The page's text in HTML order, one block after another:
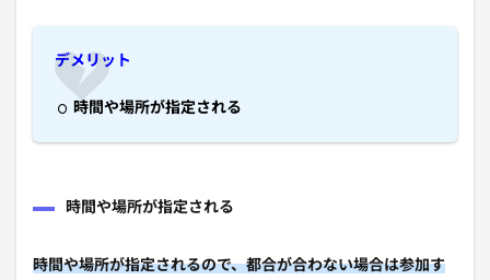
デメリット
時間や場所が指定される
時間や場所が指定される
時間や場所が指定されるので、都合が合わない場合は参加す